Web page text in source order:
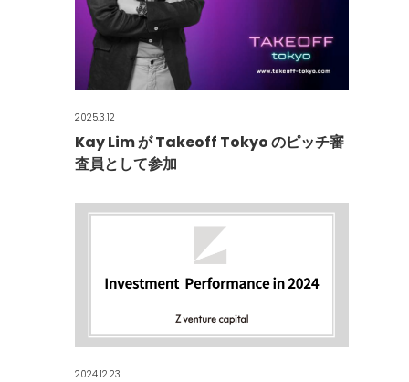
2025.3.12
Kay Lim が Takeoff Tokyo のピッチ審
査員として参加
2024.12.23